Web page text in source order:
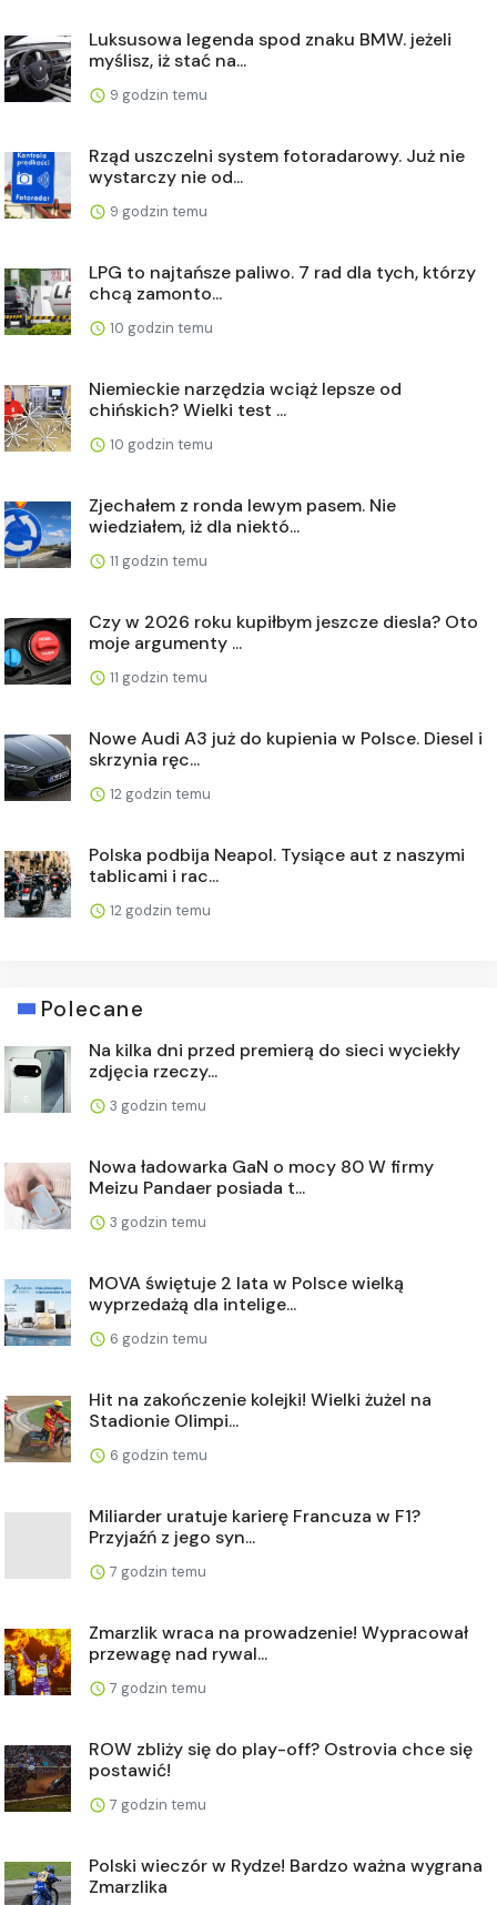
Luksusowa legenda spod znaku BMW. jeżeli
myślisz, iż stać na...
9 godzin temu
Rząd uszczelni system fotoradarowy. Już nie
wystarczy nie od...
9 godzin temu
LPG to najtańsze paliwo. 7 rad dla tych, którzy
chcą zamonto...
10 godzin temu
Niemieckie narzędzia wciąż lepsze od
chińskich? Wielki test ...
10 godzin temu
Zjechałem z ronda lewym pasem. Nie
wiedziałem, iż dla niektó...
11 godzin temu
Czy w 2026 roku kupiłbym jeszcze diesla? Oto
moje argumenty ...
11 godzin temu
Nowe Audi A3 już do kupienia w Polsce. Diesel i
skrzynia ręc...
12 godzin temu
Polska podbija Neapol. Tysiące aut z naszymi
tablicami i rac...
12 godzin temu
Polecane
Na kilka dni przed premierą do sieci wyciekły
zdjęcia rzeczy...
3 godzin temu
Nowa ładowarka GaN o mocy 80 W firmy
Meizu Pandaer posiada t...
3 godzin temu
MOVA świętuje 2 lata w Polsce wielką
wyprzedażą dla intelige...
6 godzin temu
Hit na zakończenie kolejki! Wielki żużel na
Stadionie Olimpi...
6 godzin temu
Miliarder uratuje karierę Francuza w F1?
Przyjaźń z jego syn...
7 godzin temu
Zmarzlik wraca na prowadzenie! Wypracował
przewagę nad rywal...
7 godzin temu
ROW zbliży się do play-off? Ostrovia chce się
postawić!
7 godzin temu
Polski wieczór w Rydze! Bardzo ważna wygrana
Zmarzlika